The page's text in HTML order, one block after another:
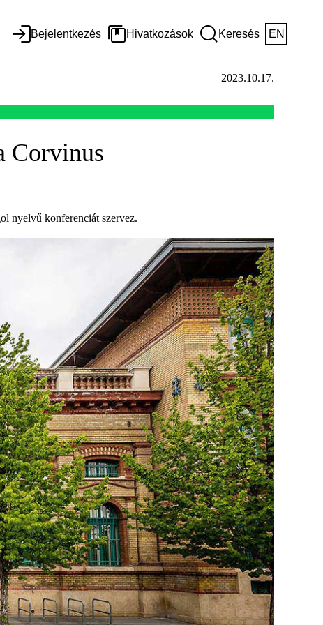
Bejelentkezés Hivatkozások Keresés EN
2023.10.17.
Corvinus
nyelvű konferenciát szervez.